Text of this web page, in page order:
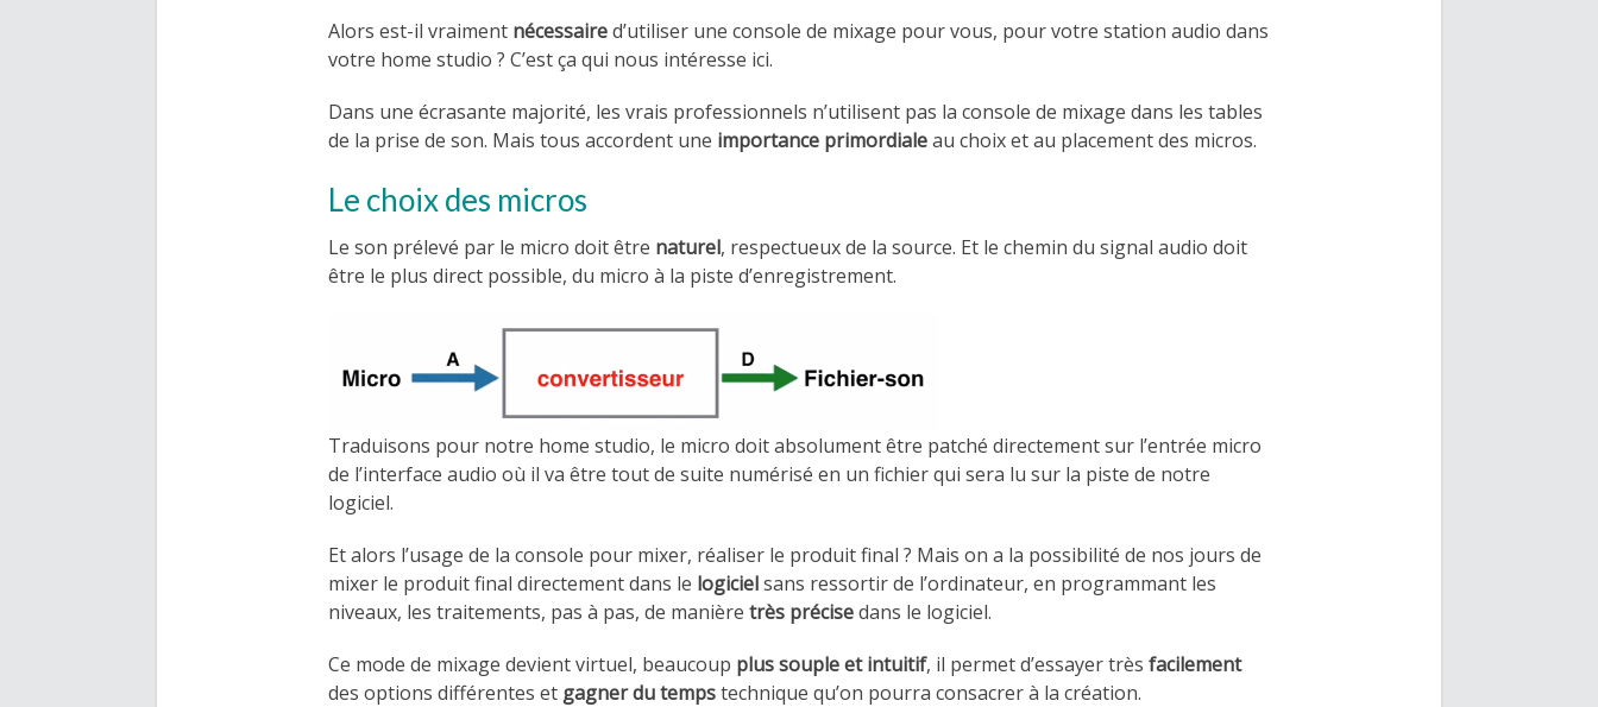
Alors est-il vraiment nécessaired’utiliser une console de mixage pour vous, pour votre station audio dans
votre home studio ? C’est ça qui nous intéresse ici.
Dans une écrasante majorité, les vrais professionnels n’utilisent pas la console de mixage dans les tables
de la prise de son. Mais tous accordent une importance primordialeau choix et au placement des micros.
Le choix des micros
Le son prélevé par le micro doit être naturel, respectueux de la source. Et le chemin du signal audio doit
être le plus direct possible, du micro à la piste d’enregistrement.
Traduisons pour notre home studio, le micro doit absolument être patché directement sur l’entrée micro
de l’interface audio où il va être tout de suite numérisé en un fichier qui sera lu sur la piste de notre
logiciel.
Et alors l’usage de la console pour mixer, réaliser le produit final ? Mais on a la possibilité de nos jours de
mixer le produit final directement dans le logicielsans ressortir de l’ordinateur, en programmant les
niveaux, les traitements, pas à pas, de manière très précisedans le logiciel.
Ce mode de mixage devient virtuel, beaucoup plus souple et intuitif, il permet d’essayer très facilement
des options différentes et gagner du tempstechnique qu’on pourra consacrer à la création.